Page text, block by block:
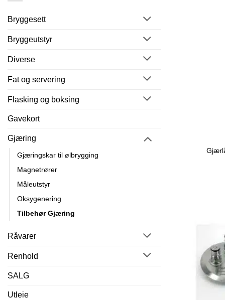
Bryggesett
Bryggeutstyr
Diverse
Fat og servering
Flasking og boksing
Gavekort
Gjæring
Gjæringskar til ølbrygging
Magnetrører
Måleutstyr
Oksygenering
Tilbehør Gjæring
Råvarer
Renhold
SALG
Utleie